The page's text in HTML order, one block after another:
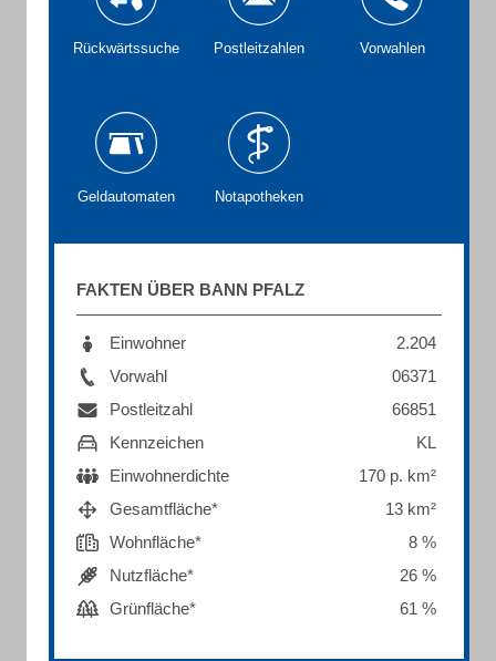
Rückwärtssuche Postleitzahlen Vorwahlen
Geldautomaten Notapotheken
FAKTEN ÜBER BANN PFALZ
Einwohner
2.204
Vorwahl
06371
Postleitzahl
66851
Kennzeichen
KL
Einwohnerdichte
170 p. km²
Gesamtfläche*
13 km²
Wohnfläche*
8 %
Nutzfläche*
26 %
Grünfläche*
61 %